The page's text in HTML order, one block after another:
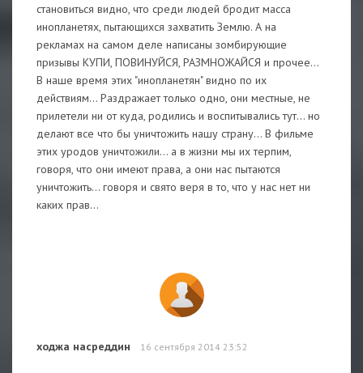
становиться видно, что среди людей бродит масса
инопланетях, пытающихся захватить Землю. А на
рекламах на самом деле написаны зомбирующие
призывы КУПИ, ПОВИНУЙСЯ, РАЗМНОЖАЙСЯ и прочее...
В наше время этих "инопланетян" видно по их
действиям... Раздражает только одно, они местные, не
прилетели ни от куда, родились и воспитывались тут... но
делают все что бы уничтожить нашу страну... В фильме
этих уродов уничтожили... а в жизни мы их терпим,
говоря, что они имеют права, а они нас пытаются
уничтожить... говоря и свято веря в то, что у нас нет ни
каких прав...
ходжа насреддин 16 сентября 2014 23:52